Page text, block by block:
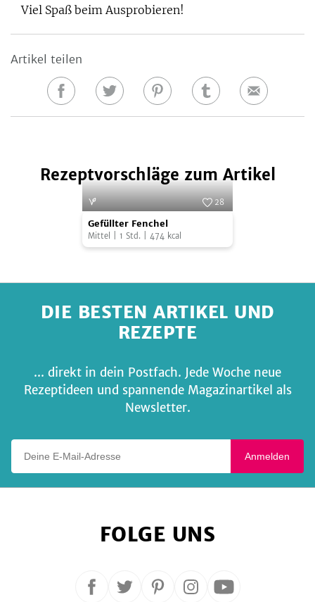
Viel Spaß beim Ausprobieren!
Artikel teilen
Auf
Auf
Auf
Auf
E-
Rezeptvorschläge zum Artikel
Gefüllter
Fenchel
28
Gefüllter Fenchel
Mittel 1 Std. 474 kcal
DIE BESTEN ARTIKEL UND
REZEPTE
... direkt in dein Postfach. Jede Woche neue
Rezeptideen und spannende Magazinartikel als
Newsletter.
Anmelden
FOLGE UNS
Folge Folge
Folge Folge Folge